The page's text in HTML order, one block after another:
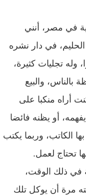
في مصر، أنني
في دار نشره
وله تجليات كثيرة،
بالناس، والبيع
أراه منكبا على
أو يظنه فائضا
الكاتب، وربما يكتب
تحتاج لعمل.
في ذلك الوقت،
مرة أن يوكل تلك